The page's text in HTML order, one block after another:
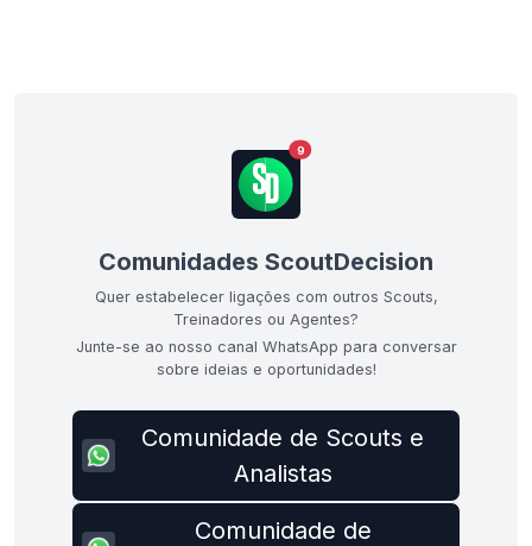
9
Comunidades ScoutDecision
Quer estabelecer ligações com outros Scouts,
Treinadores ou Agentes?
Junte-se ao nosso canal WhatsApp para conversar
sobre ideias e oportunidades!
Comunidade de Scouts e
Analistas
Comunidade de